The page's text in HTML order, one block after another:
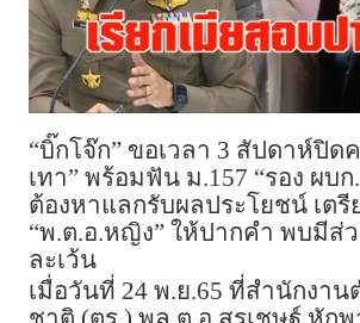
“บิ๊กโจ๊ก” ขอเวลา 3 สัปดาห์ปิด
เทา” พร้อมฟัน ม.157 “รอง ผบ
ต้องหาแลกรับผลประโยชน์ เต
“พ.ต.อ.หญิง” ให้ปากคำ พบมีส่
ละเว้น
เมื่อวันที่ 24 พ.ย.65 ที่สำนักงาน